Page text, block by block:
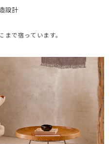
設計
まで宿っています。